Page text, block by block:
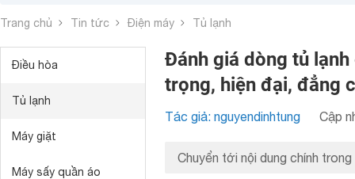
Trang chủ Tin tức Điện máy Tủ lạnh
Điều hòa
Tủ lạnh
Máy giặt
Máy sấy quần áo
Đánh giá dòng tủ
trọng, hiện đại, đẳng
Tác giả: nguyendinhtung Cập
Chuyển tới nội dung chính trong